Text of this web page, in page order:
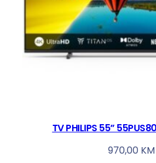
TV PHILIPS 55”
970,00 KM